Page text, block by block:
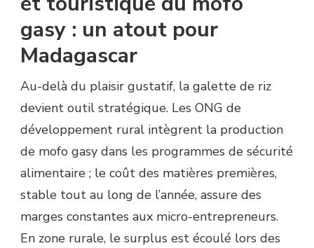
gasy : un atout pour
Madagascar
Au-delà du plaisir gustatif, la galette de riz
devient outil stratégique. Les ONG de
développement rural intègrent la production
de mofo gasy dans les programmes de sécurité
alimentaire ; le coût des matières premières,
stable tout au long de l’année, assure des
marges constantes aux micro-entrepreneurs.
En zone rurale, le surplus est écoulé lors des